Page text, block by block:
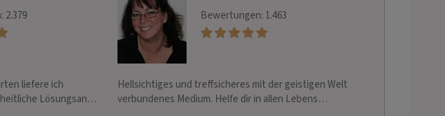
2.379
liefere ich
Lösungsan…
Bewertungen: 1.463
Hellsichtiges und treffsicheres mit der geistigen Welt
verbundenes Medium. Helfe dir in allen Lebens…